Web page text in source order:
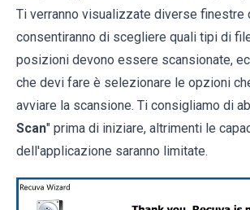
Ti verranno visualizzate diverse finestre
consentiranno di scegliere quali tipi di
posizioni devono essere scansionate,
che devi fare è selezionare le opzioni
avviare la scansione. Ti consigliamo di
Scan" prima di iniziare, altrimenti le
dell'applicazione saranno limitate.